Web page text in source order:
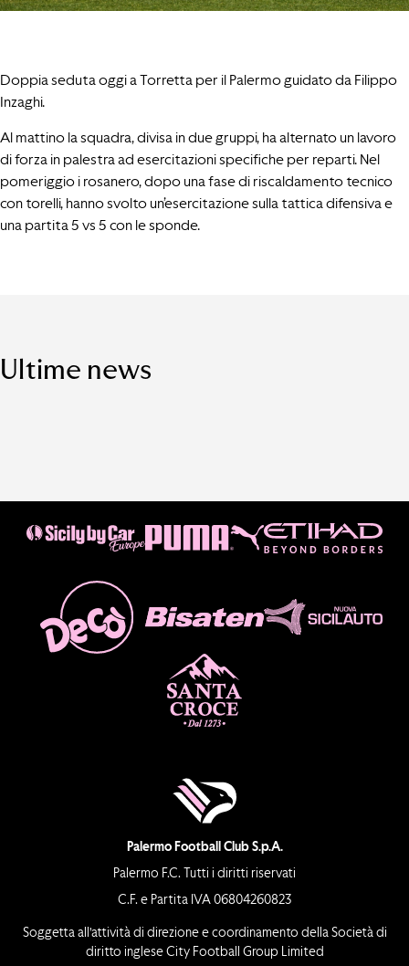
Doppia seduta oggi a Torretta per il Palermo guidato da Filippo
Inzaghi.
Al mattino la squadra, divisa in due gruppi, ha alternato un lavoro
di forza in palestra ad esercitazioni specifiche per reparti. Nel
pomeriggio i rosanero, dopo una fase di riscaldamento tecnico
con torelli, hanno svolto un’esercitazione sulla tattica difensiva e
una partita 5 vs 5 con le sponde.
Ultime news
Palermo Football Club S.p.A.
Palermo F.C. Tutti i diritti riservati
C.F. e Partita IVA 06804260823
Soggetta all’attività di direzione e coordinamento della Società di
diritto inglese City Football Group Limited